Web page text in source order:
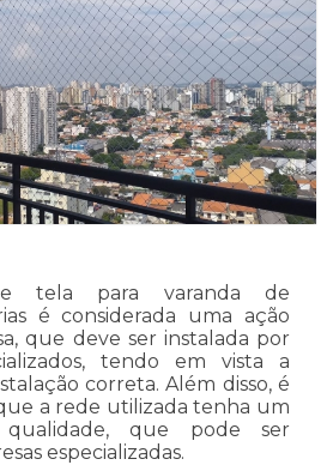
tela para varanda de
é considerada uma ação
que deve ser instalada por
tendo em vista a
correta. Além disso, é
a rede utilizada tenha um
que pode ser
especializadas.